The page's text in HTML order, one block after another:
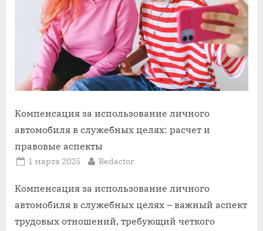
Компенсация за использование личного
автомобиля в служебных целях: расчет и
правовые аспекты
Posted
1 марта 2025 By
Redactor
Компенсация за использование личного
автомобиля в служебных целях – важный аспект
трудовых отношений, требующий четкого